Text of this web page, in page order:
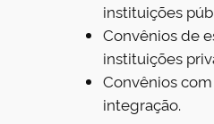
instituições
Convênios de
instituições
Convênios
integração.